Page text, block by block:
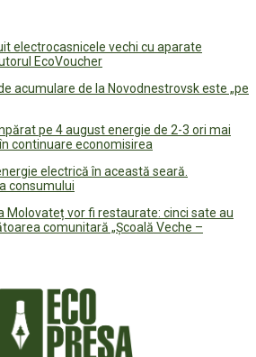
electrocasnicele vechi cu aparate
EcoVoucher
acumulare de la Novodnestrovsk este „pe
pe 4 august energie de 2-3 ori mai
continuare economisirea
electrică în această seară.
consumului
Molovateț vor fi restaurate: cinci sate au
comunitară „Școală Veche –